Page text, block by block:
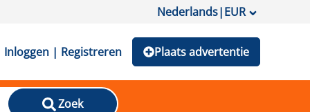
Nederlands|EUR
Inloggen | Registreren Plaats advertentie
Zoek